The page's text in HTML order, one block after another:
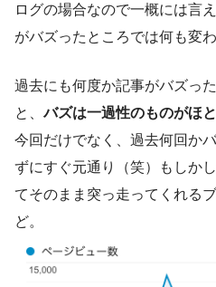
ログの場合なので一概には言
がバズったところでは何も変わ
過去にも何度か記事がバズっ
と、バズは一過性のものがほ
今回だけでなく、過去何回か
ずにすぐ元通り（笑）もしか
てそのまま突っ走ってくれる
ど。